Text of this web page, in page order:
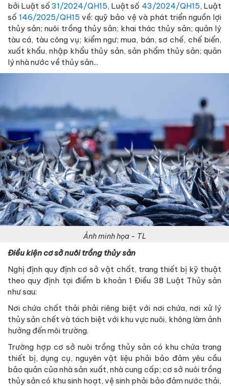
bởi Luật số 31/2024/QH15, Luật số 43/2024/QH15, Luật
số146/2025/QH15về: quỹ bảo vệ và phát triển nguồn lợi
thủy sản; nuôi trồng thủy sản; khai thác thủy sản; quản lý
tàu cá, tàu công vụ; kiểm ngư; mua, bán, sơ chế, chế biến,
xuất khẩu, nhập khẩu thủy sản, sản phẩm thủy sản; quản
lý nhà nước về thủy sản...
Ảnh minh họa - TL
Điều kiện cơ sở nuôi trồng thủy sản
Nghị định quy định cơ sở vật chất, trang thiết bị kỹ thuật
theo quy định tại điểm b khoản 1 Điều 38 Luật Thủy sản
như sau:
Nơi chứa chất thải phải riêng biệt với nơi chứa, nơi xử lý
thủy sản chết và tách biệt với khu vực nuôi, không làm ảnh
hưởng đến môi trường.
Trường hợp cơ sở nuôi trồng thủy sản có khu chứa trang
thiết bị, dụng cụ, nguyên vật liệu phải bảo đảm yêu cầu
bảo quản của nhà sản xuất, nhà cung cấp; cơ sở nuôi trồng
thủy sản có khu sinh hoạt, vệ sinh phải bảo đảm nước thải,